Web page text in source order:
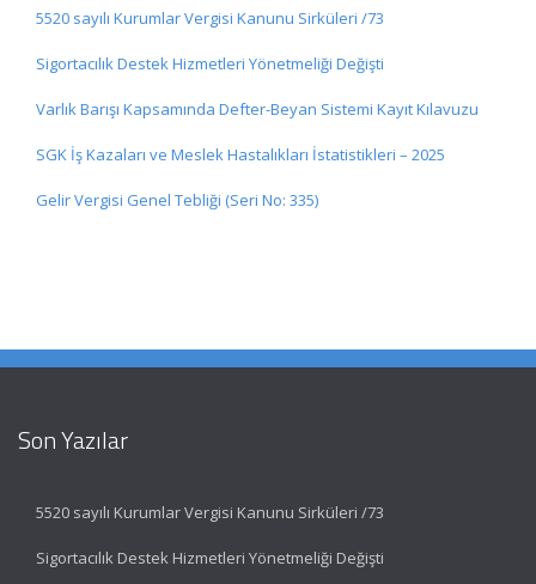
5520 sayılı Kurumlar Vergisi Kanunu Sirküleri /73
Sigortacılık Destek Hizmetleri Yönetmeliği Değişti
Varlık Barışı Kapsamında Defter-Beyan Sistemi Kayıt Kılavuzu
SGK İş Kazaları ve Meslek Hastalıkları İstatistikleri – 2025
Gelir Vergisi Genel Tebliği (Seri No: 335)
Son Yazılar
5520 sayılı Kurumlar Vergisi Kanunu Sirküleri /73
Sigortacılık Destek Hizmetleri Yönetmeliği Değişti